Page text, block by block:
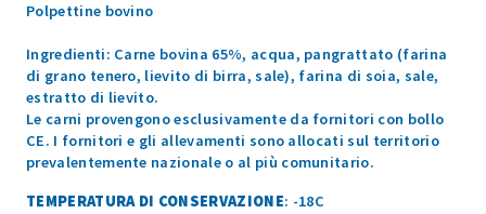
Polpettine bovino
Ingredienti: Carne bovina 65%, acqua, pangrattato (farina
di grano tenero, lievito di birra, sale), farina di soia, sale,
estratto di lievito.
Le carni provengono esclusivamente da fornitori con bollo
CE. I fornitori e gli allevamenti sono allocati sul territorio
prevalentemente nazionale o al più comunitario.
TEMPERATURA DI CONSERVAZIONE: -18C